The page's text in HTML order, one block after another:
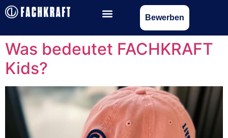
Bewerben
Was bedeutet FACHKRAFT
Kids?